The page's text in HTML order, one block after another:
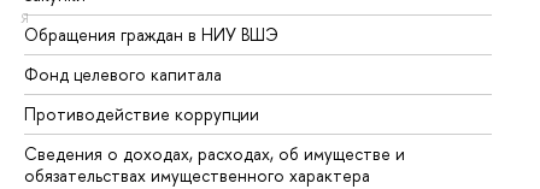
Я
Обращения граждан в НИУ ВШЭ
Фонд целевого капитала
Противодействие коррупции
Сведения о доходах, расходах, об имуществе и
обязательствах имущественного характера